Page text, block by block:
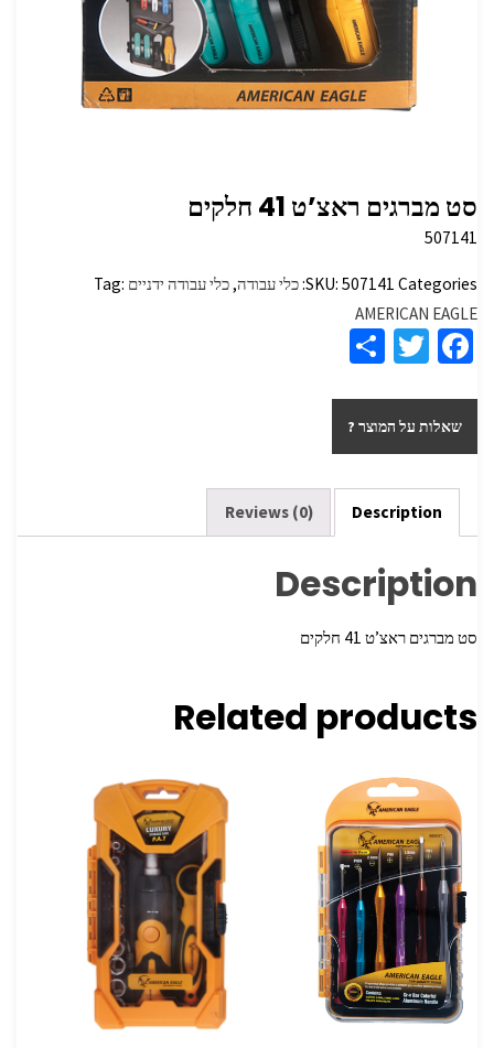
סט מברגים ראצ’ט 41 חלקים
507141
SKU: 507141 Categories: כלי עבודה,כלי עבודה ידניים Tag:
AMERICAN EAGLE
Fa
b
o
o
k
T
tt
er
ar
e
שאלות על המוצר ?
Description
Reviews (0)
Description
סט מברגים ראצ’ט 41 חלקים
Related products